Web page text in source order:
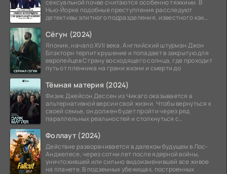
сексуальной почве считаются особенно тяжкими. В
Нью-Йорке подобные преступления расследуют
детективы элитного подразделения, известного как
Сёгун (2024)
Япония, начало XVII века. Английский штурман Джон
Блэкторн терпит крушение и попадает в закрытую для
европейцев Страну восходящего солнца, где проходит
путь от пленника на грани жизни и смерти до
Тёмная материя (2024)
Физик Джейсон Дессен из Чикаго оказывается в
альтернативной версии свой жизни. Чтобы вернуться к
своей семье, он должен будет пройти через ряд
параллельных реальностей и столкнуться с
Фоллаут (2024)
Действие разворачивается в далеком будущем в Лос-
Анджелесе, через сотни лет после ядерной войны,
уничтожившей или сильно видоизменившей все живое
на планете. В подземных убежищах, построенных